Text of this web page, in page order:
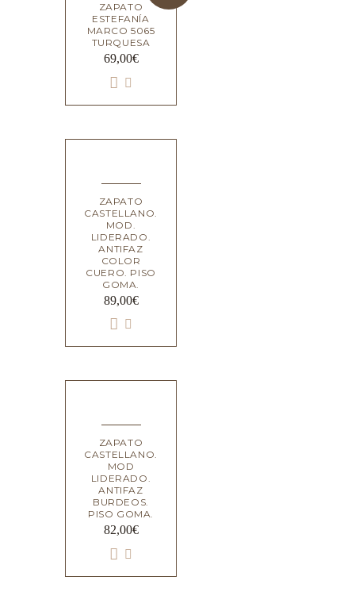
ZAPATO
ESTEFANÍA
MARCO 5065
TURQUESA
69,00€
ZAPATO
CASTELLANO.
MOD.
LIDERADO.
ANTIFAZ
COLOR
CUERO. PISO
GOMA.
89,00€
ZAPATO
CASTELLANO.
MOD
LIDERADO.
ANTIFAZ
BURDEOS.
PISO GOMA.
82,00€